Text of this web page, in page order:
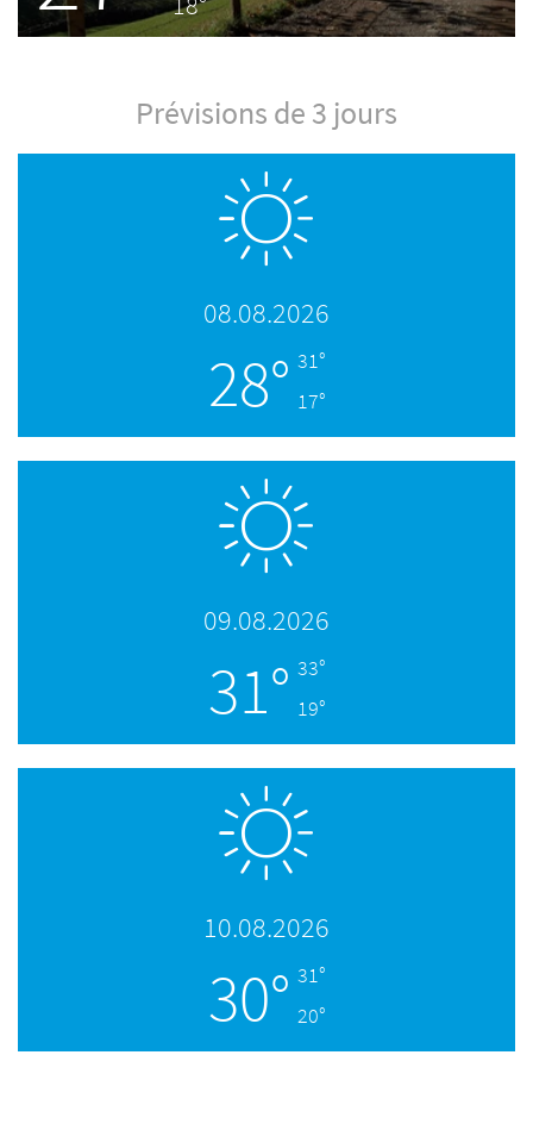
Prévisions de 3 jours
08.08.2026
28° 31°
17°
09.08.2026
31° 33°
19°
10.08.2026
30° 31°
20°